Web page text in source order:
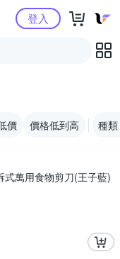
物中心登入
價 價格低到高 種類
萬用食物剪刀(王子藍)